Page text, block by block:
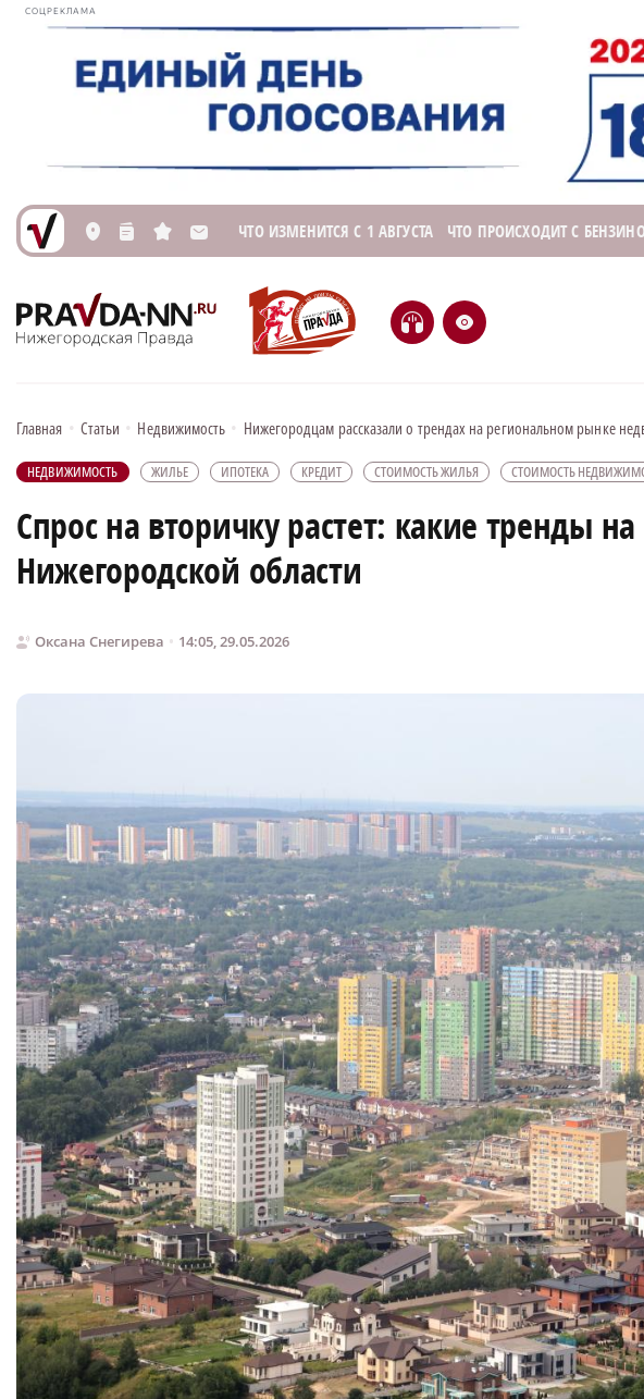
СОЦРЕКЛАМА
L n s M ЧТО ИЗМЕНИТСЯ С 1 АВГУСТА ЧТО ПРОИСХОДИТ С
H e
Главная • Статьи • Недвижимость • Нижегородцам рассказали о трендах на региональном рынке
НЕДВИЖИМОСТЬ ЖИЛЬЕ ИПОТЕКА КРЕДИТ СТОИМОСТЬ ЖИЛЬЯ СТОИМОСТЬ
Спрос на вторичку растет: какие тренды
Нижегородской области
Оксана Снегирева 14:05, 29.05.2026